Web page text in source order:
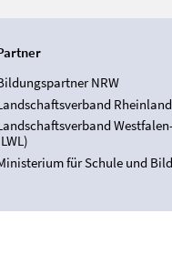
NRW
Rheinland
für Schule und